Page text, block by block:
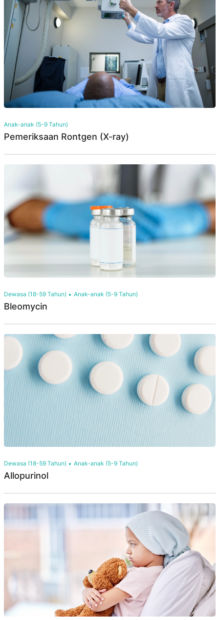
Anak-anak (5-9 Tahun)
Pemeriksaan Rontgen (X-ray)
Dewasa (18-59 Tahun) Anak-anak (5-9 Tahun)
Bleomycin
Dewasa (18-59 Tahun) Anak-anak (5-9 Tahun)
Allopurinol